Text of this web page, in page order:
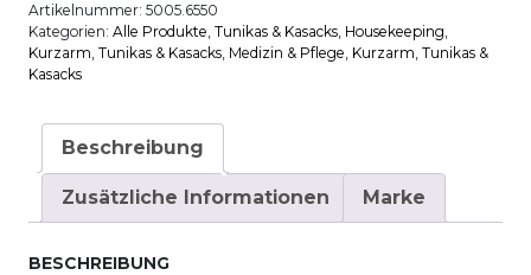
Artikelnummer: 5005.6550
Kategorien: Alle Produkte, Tunikas & Kasacks, House­keeping,
Kurzarm, Tunikas & Kasacks, Medizin & Pflege, Kurzarm, Tunikas &
Kasacks
Beschreibung
Zusätzliche Informationen Marke
BESCHREIBUNG